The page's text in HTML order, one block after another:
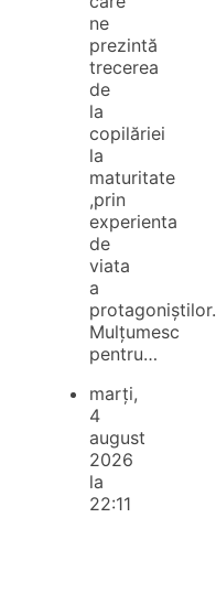
ne
prezintă
trecerea
de
la
copilăriei
la
maturitate
,prin
experienta
de
viata
a
protagoniștilor.
Mulțumesc
pentru…
marți,
4
august
2026
la
22:11